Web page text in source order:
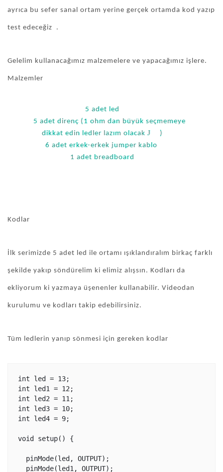
ayrıca bu sefer sanal ortam yerine gerçek ortamda kod yazıp
test edeceğiz .
Gelelim kullanacağımız malzemelere ve yapacağımız işlere.
Malzemler
5 adet led
5 adet direnç (1 ohm dan büyük seçmemeye
dikkat edin ledler lazım olacak J
)
6 adet erkek-erkek jumper kablo
1 adet breadboard
Kodlar
İlk serimizde 5 adet led ile ortamı ışıklandıralım birkaç farklı
şekilde yakıp söndürelim ki elimiz alışsın. Kodları da
ekliyorum ki yazmaya üşenenler kullanabilir. Videodan
kurulumu ve kodları takip edebilirsiniz.
Tüm ledlerin yanıp sönmesi için gereken kodlar
int led = 13;
int led1 = 12;
int led2 = 11;
int led3 = 10;
int led4 = 9;
void setup() {
  pinMode(led, OUTPUT);
  pinMode(led1, OUTPUT);